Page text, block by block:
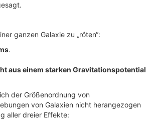
ganzen Galaxie zu „röten“:
.
aus einem starken Gravitationspotential
der Größenordnung von
von Galaxien nicht herangezogen
aller dreier Effekte: